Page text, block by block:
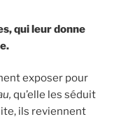
qui leur donne
exposer pour
qu’elle les séduit
ils reviennent